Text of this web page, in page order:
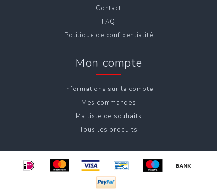
Contact
FAQ
Politique de confidentialité
Mon compte
Informations sur le compte
Mes commandes
Ma liste de souhaits
Tous les produits